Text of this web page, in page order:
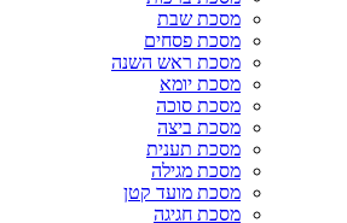
מסכת שבת
מסכת פסחים
מסכת ראש השנה
מסכת יומא
מסכת סוכה
מסכת ביצה
מסכת תענית
מסכת מגילה
מסכת מועד קטן
מסכת חגיגה